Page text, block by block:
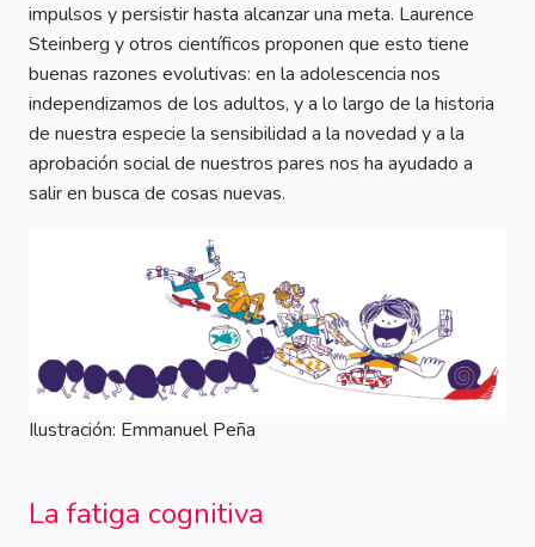
impulsos y persistir hasta alcanzar una meta. Laurence
Steinberg y otros científicos proponen que esto tiene
buenas razones evolutivas: en la adolescencia nos
independizamos de los adultos, y a lo largo de la historia
de nuestra especie la sensibilidad a la novedad y a la
aprobación social de nuestros pares nos ha ayudado a
salir en busca de cosas nuevas.
Ilustración: Emmanuel Peña
La fatiga cognitiva